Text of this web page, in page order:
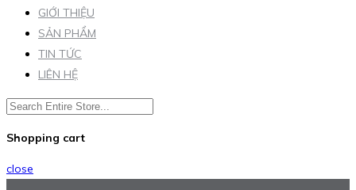
GIỚI THIỆU
SẢN PHẨM
TIN TỨC
LIÊN HỆ
Shopping cart
close